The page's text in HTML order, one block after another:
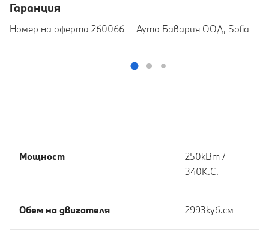
Гаранция
Номер на оферта 260066 Ауто Бавария ООД, Sofia
Мощност
250кВт /
340К.С.
Обем на двигателя 2993куб.cм